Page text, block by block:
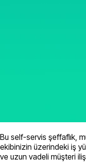
Bu self-servis şeffaflık,
ekibinizin üzerindeki iş
ve uzun vadeli müşteri